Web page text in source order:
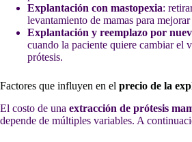
Explantación con mastopexia:
levantamiento de mamas para
Explantación y reemplazo por
cuando la paciente quiere cambiar el
prótesis.
Factores que influyen en el precio de la
El costo de una extracción de prótesis
depende de múltiples variables. A